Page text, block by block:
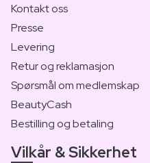
Kontakt oss
Presse
Levering
Retur og reklamasjon
Spørsmål om medlemskap
BeautyCash
Bestilling og betaling
Vilkår & Sikkerhet